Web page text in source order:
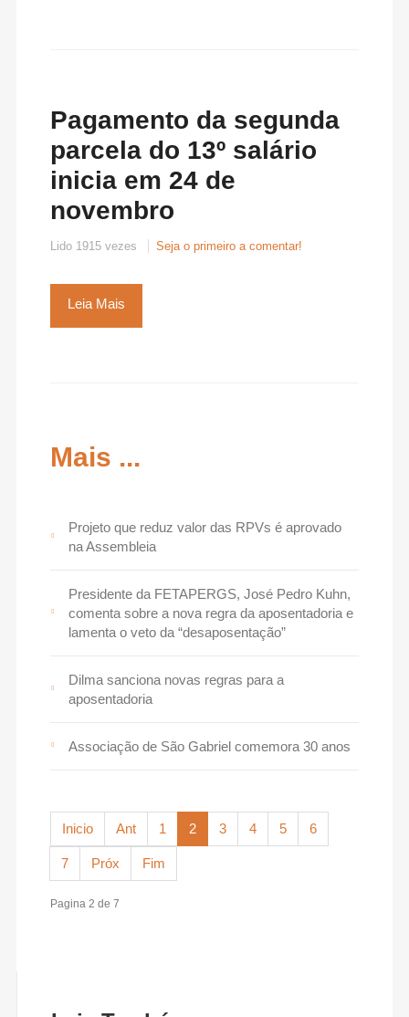
Pagamento da segunda
parcela do 13º salário
inicia em 24 de
novembro
Lido 1915 vezes Seja o primeiro a comentar!
Leia Mais
Mais ...
Projeto que reduz valor das RPVs é aprovado
na Assembleia
Presidente da FETAPERGS, José Pedro Kuhn,
comenta sobre a nova regra da aposentadoria e
lamenta o veto da “desaposentação”
Dilma sanciona novas regras para a
aposentadoria
Associação de São Gabriel comemora 30 anos
Inicio Ant 1 2 3 4 5 6
7 Próx Fim
Pagina 2 de 7